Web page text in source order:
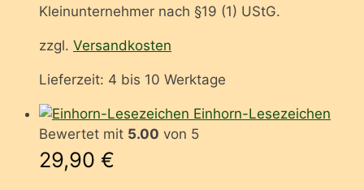
Kleinunternehmer nach §19 (1) UStG.
zzgl. Versandkosten
Lieferzeit: 4 bis 10 Werktage
Einhorn-Lesezeichen
Bewertet mit 5.00 von 5
29,90 €